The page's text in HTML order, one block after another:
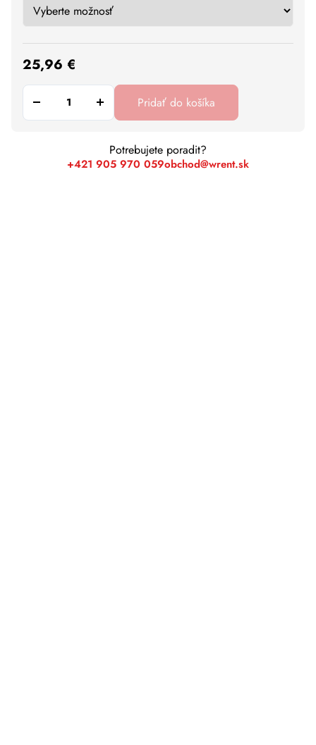
25,96 €
Pridať do košíka
Potrebujete poradit?
+421 905 970 059obchod@wrent.sk